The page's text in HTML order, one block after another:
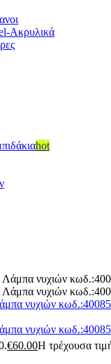
Ακρυλικά
hot
νυχιών
νυχιών
€60.00Η τρέχουσα